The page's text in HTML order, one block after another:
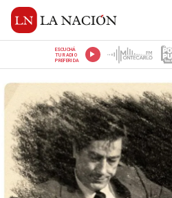
ESCUCHÁ
TU RADIO
PREFERIDA